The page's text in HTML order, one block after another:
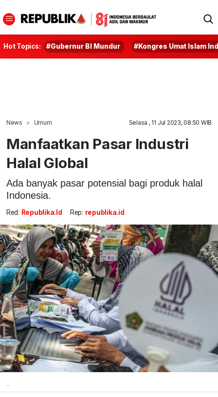
Hot Topics: #Gubernur BI Mundur #Kongres Umat Islam
News Umum Selasa , 11 Jul 2023, 08:50 WIB
Manfaatkan Pasar Industri
Halal Global
Ada banyak pasar potensial bagi produk halal
Indonesia.
Red: Republika.id Rep: republika.id
.